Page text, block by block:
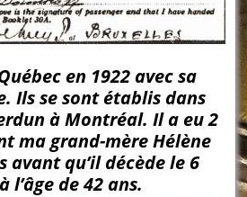
en 1922 avec sa
Ils se sont établis dans
à Montréal. Il a eu 2
ma grand-mère Hélène
avant qu’il décède le 6
l’âge de 42 ans.